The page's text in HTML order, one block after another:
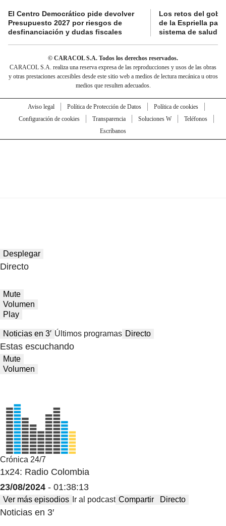
El Centro Democrático pide devolver
Presupuesto 2027 por riesgos de
desfinanciación y dudas fiscales
Los retos del
de la Espriella
sistema de salud
© CARACOL S.A. Todos los derechos reservados.
CARACOL S.A. realiza una reserva expresa de las reproducciones y usos de las obras
y otras prestaciones accesibles desde este sitio web a medios de lectura mecánica u otros
medios que resulten adecuados.
Aviso legal Política de Protección de Datos
Política de cookies
Configuración de cookies
Transparencia Soluciones W
Teléfonos
Escríbanos
Desplegar
Directo
Mute
Volumen
Play
Noticias en 3′ Últimos programas Directo
Estas escuchando
Mute
Volumen
Crónica 24/7
1x24: Radio Colombia
23/08/2024 - 01:38:13
Ver más episodios Ir al podcast Compartir Directo
Noticias en 3′